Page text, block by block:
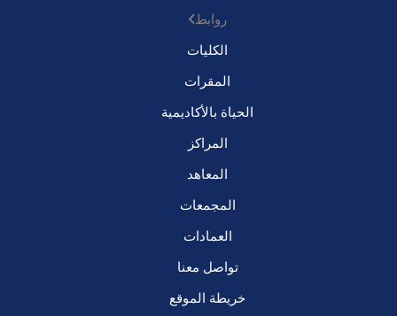
روابط
الكليات
المقرات
الحياة بالأكاديمية
المراكز
المعاهد
المجمعات
العمادات
تواصل معنا
خريطة الموقع